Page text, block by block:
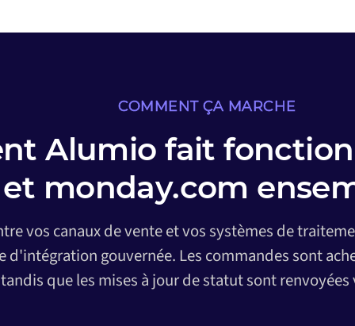
COMMENT ÇA MARCHE
Alumio fait
et monday.com
vos canaux de vente et vos systèmes de
d'intégration gouvernée. Les commandes sont
que les mises à jour de statut sont renvoyées